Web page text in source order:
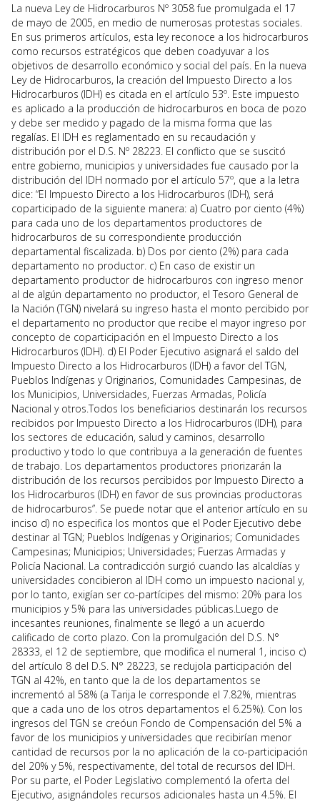
La nueva Ley de Hidrocarburos Nº 3058 fue promulgada el 17
de mayo de 2005, en medio de numerosas protestas sociales.
En sus primeros artículos, esta ley reconoce a los hidrocarburos
como recursos estratégicos que deben coadyuvar a los
objetivos de desarrollo económico y social del país. En la nueva
Ley de Hidrocarburos, la creación del Impuesto Directo a los
Hidrocarburos (IDH) es citada en el artículo 53º. Este impuesto
es aplicado a la producción de hidrocarburos en boca de pozo
y debe ser medido y pagado de la misma forma que las
regalías. El IDH es reglamentado en su recaudación y
distribución por el D.S. Nº 28223. El conflicto que se suscitó
entre gobierno, municipios y universidades fue causado por la
distribución del IDH normado por el artículo 57º, que a la letra
dice: “El Impuesto Directo a los Hidrocarburos (IDH), será
coparticipado de la siguiente manera: a) Cuatro por ciento (4%)
para cada uno de los departamentos productores de
hidrocarburos de su correspondiente producción
departamental fiscalizada. b) Dos por ciento (2%) para cada
departamento no productor. c) En caso de existir un
departamento productor de hidrocarburos con ingreso menor
al de algún departamento no productor, el Tesoro General de
la Nación (TGN) nivelará su ingreso hasta el monto percibido por
el departamento no productor que recibe el mayor ingreso por
concepto de coparticipación en el Impuesto Directo a los
Hidrocarburos (IDH). d) El Poder Ejecutivo asignará el saldo del
Impuesto Directo a los Hidrocarburos (IDH) a favor del TGN,
Pueblos Indígenas y Originarios, Comunidades Campesinas, de
los Municipios, Universidades, Fuerzas Armadas, Policía
Nacional y otros.Todos los beneficiarios destinarán los recursos
recibidos por Impuesto Directo a los Hidrocarburos (IDH), para
los sectores de educación, salud y caminos, desarrollo
productivo y todo lo que contribuya a la generación de fuentes
de trabajo. Los departamentos productores priorizarán la
distribución de los recursos percibidos por Impuesto Directo a
los Hidrocarburos (IDH) en favor de sus provincias productoras
de hidrocarburos”. Se puede notar que el anterior artículo en su
inciso d) no especifica los montos que el Poder Ejecutivo debe
destinar al TGN; Pueblos Indígenas y Originarios; Comunidades
Campesinas; Municipios; Universidades; Fuerzas Armadas y
Policía Nacional. La contradicción surgió cuando las alcaldías y
universidades concibieron al IDH como un impuesto nacional y,
por lo tanto, exigían ser co-partícipes del mismo: 20% para los
municipios y 5% para las universidades públicas.Luego de
incesantes reuniones, finalmente se llegó a un acuerdo
calificado de corto plazo. Con la promulgación del D.S. N°
28333, el 12 de septiembre, que modifica el numeral 1, inciso c)
del artículo 8 del D.S. N° 28223, se redujola participación del
TGN al 42%, en tanto que la de los departamentos se
incrementó al 58% (a Tarija le corresponde el 7.82%, mientras
que a cada uno de los otros departamentos el 6.25%). Con los
ingresos del TGN se creóun Fondo de Compensación del 5% a
favor de los municipios y universidades que recibirían menor
cantidad de recursos por la no aplicación de la co-participación
del 20% y 5%, respectivamente, del total de recursos del IDH.
Por su parte, el Poder Legislativo complementó la oferta del
Ejecutivo, asignándoles recursos adicionales hasta un 4.5%. El